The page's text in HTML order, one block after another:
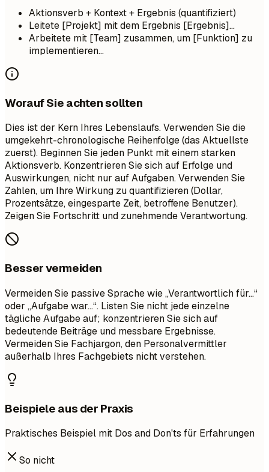
Aktionsverb + Kontext + Ergebnis (quantifiziert)
Leitete [Projekt] mit dem Ergebnis [Ergebnis]...
Arbeitete mit [Team] zusammen, um [Funktion] zu
implementieren...
Worauf Sie achten sollten
Dies ist der Kern Ihres Lebenslaufs. Verwenden Sie die
umgekehrt-chronologische Reihenfolge (das Aktuellste
zuerst). Beginnen Sie jeden Punkt mit einem starken
Aktionsverb. Konzentrieren Sie sich auf Erfolge und
Auswirkungen, nicht nur auf Aufgaben. Verwenden Sie
Zahlen, um Ihre Wirkung zu quantifizieren (Dollar,
Prozentsätze, eingesparte Zeit, betroffene Benutzer).
Zeigen Sie Fortschritt und zunehmende Verantwortung.
Besser vermeiden
Vermeiden Sie passive Sprache wie „Verantwortlich für…“
oder „Aufgabe war…“. Listen Sie nicht jede einzelne
tägliche Aufgabe auf; konzentrieren Sie sich auf
bedeutende Beiträge und messbare Ergebnisse.
Vermeiden Sie Fachjargon, den Personalvermittler
außerhalb Ihres Fachgebiets nicht verstehen.
Beispiele aus der Praxis
Praktisches Beispiel mit Dos and Don'ts für Erfahrungen
So nicht